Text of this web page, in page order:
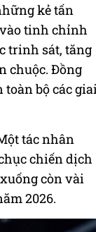
kẻ tấn
tinh chỉnh
trinh sát, tăng
chuộc. Đồng
bộ các
tác nhân
chiến dịch
còn vài
2026.